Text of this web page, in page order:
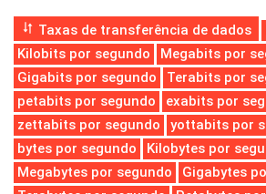
Taxas de transferência de dados
Kilobits por segundo
Megabits por
Gigabits por segundo
Terabits por
petabits por segundo
exabits por
zettabits por segundo
yottabits por
bytes por segundo
Kilobytes por
Megabytes por segundo
Gigabytes